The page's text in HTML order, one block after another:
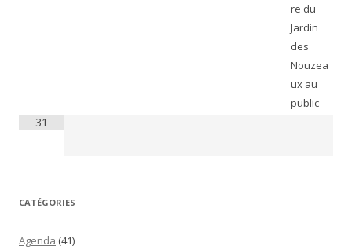
re du
Jardin
des
Nouzea
ux au
public
31
CATÉGORIES
Agenda (41)